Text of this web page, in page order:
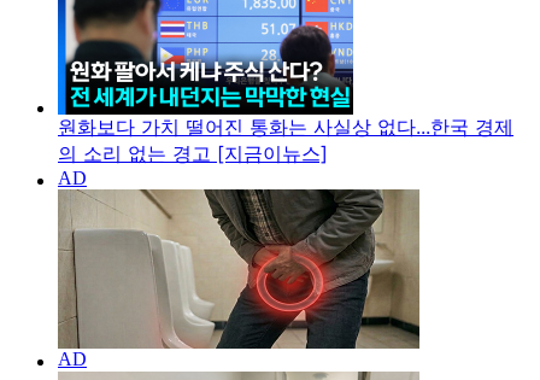
원화보다 가치 떨어진 통화는 사실상 없다...한국 경제
의 소리 없는 경고 [지금이뉴스]